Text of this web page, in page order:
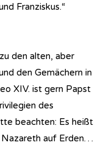
Franziskus.“
den alten, aber
den Gemächern in
XIV. ist gern Papst
des
beachten: Es heißt
Nazareth auf Erden…